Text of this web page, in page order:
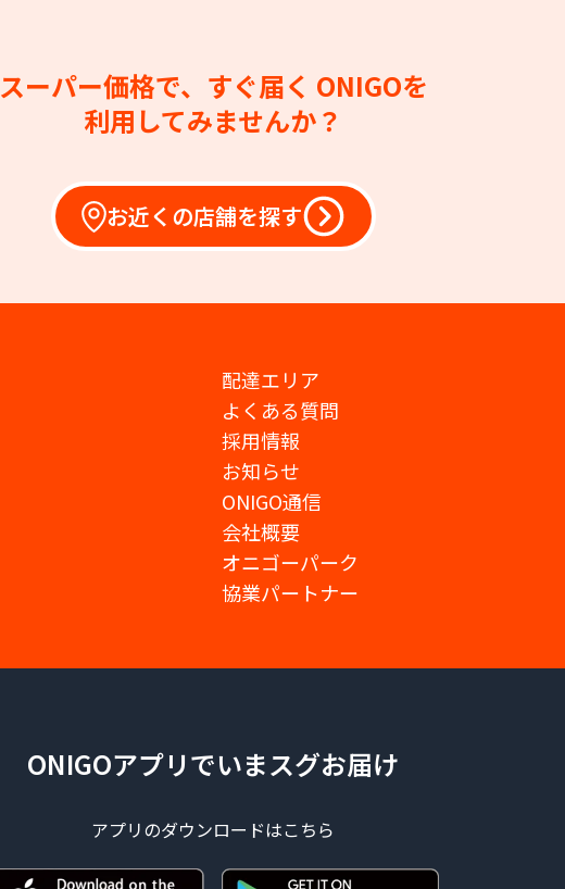
スーパー価格で、すぐ届く ONIGOを
利用してみませんか？
お近くの店舗を探す
配達エリア
よくある質問
採用情報
お知らせ
ONIGO通信
会社概要
オニゴーパーク
協業パートナー
ONIGOアプリでいまスグお届け
アプリのダウンロードはこちら